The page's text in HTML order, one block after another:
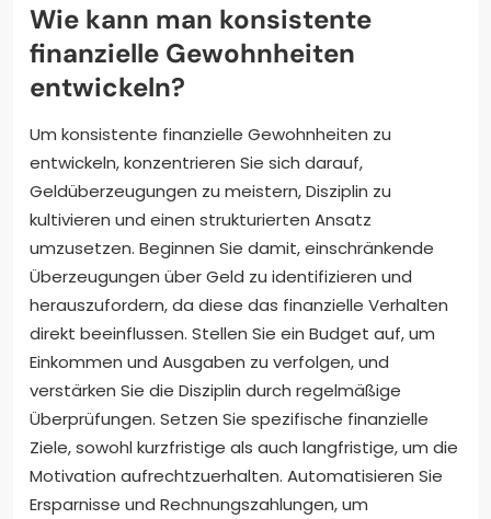
Wie kann man konsistente
finanzielle Gewohnheiten
entwickeln?
Um konsistente finanzielle Gewohnheiten zu
entwickeln, konzentrieren Sie sich darauf,
Geldüberzeugungen zu meistern, Disziplin zu
kultivieren und einen strukturierten Ansatz
umzusetzen. Beginnen Sie damit, einschränkende
Überzeugungen über Geld zu identifizieren und
herauszufordern, da diese das finanzielle Verhalten
direkt beeinflussen. Stellen Sie ein Budget auf, um
Einkommen und Ausgaben zu verfolgen, und
verstärken Sie die Disziplin durch regelmäßige
Überprüfungen. Setzen Sie spezifische finanzielle
Ziele, sowohl kurzfristige als auch langfristige, um die
Motivation aufrechtzuerhalten. Automatisieren Sie
Ersparnisse und Rechnungszahlungen, um